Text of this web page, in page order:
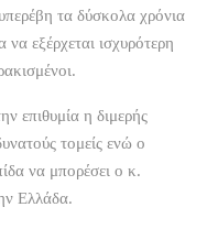
τα δύσκολα χρόνια
εξέρχεται ισχυρότερη
επιθυμία η διμερής
τομείς ενώ ο
να μπορέσει ο κ.
Ελλάδα.